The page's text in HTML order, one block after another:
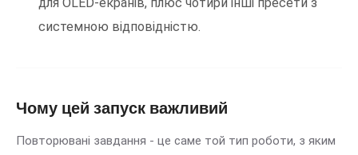
системною відповідністю.
Чому цей запуск важливий
Повторювані завдання - це саме той тип роботи, з яким